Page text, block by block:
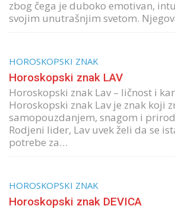
zbog čega je duboko emotivan,
svojim unutrašnjim svetom.
HOROSKOPSKI ZNAK
Horoskopski znak LAV
Horoskopski znak Lav – ličnost i
Horoskopski znak Lav je znak koji
samopouzdanjem, snagom i
Rodjeni lider, Lav uvek želi da se
potrebe za…
HOROSKOPSKI ZNAK
Horoskopski znak DEVICA